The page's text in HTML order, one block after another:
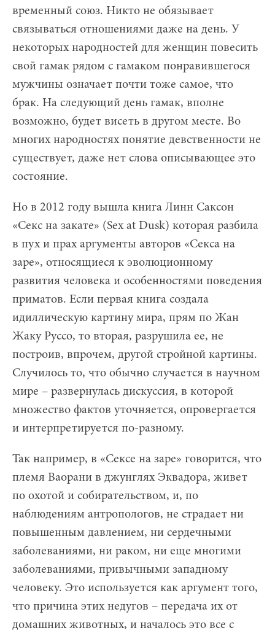
временный союз. Никто не обязывает
связываться отношениями даже на день. У
некоторых народностей для женщин повесить
свой гамак рядом с гамаком понравившегося
мужчины означает почти тоже самое, что
брак. На следующий день гамак, вполне
возможно, будет висеть в другом месте. Во
многих народностях понятие девственности не
существует, даже нет слова описывающее это
состояние.
Но в 2012 году вышла книга Линн Саксон
«Секс на закате» (Sex at Dusk) которая разбила
в пух и прах аргументы авторов «Секса на
заре», относящиеся к эволюционному
развития человека и особенностями поведения
приматов. Если первая книга создала
идиллическую картину мира, прям по Жан
Жаку Руссо, то вторая, разрушила ее, не
построив, впрочем, другой стройной картины.
Случилось то, что обычно случается в научном
мире – развернулась дискуссия, в которой
множество фактов уточняется, опровергается
и интерпретируется по-разному.
Так например, в «Сексе на заре» говорится, что
племя Ваорани в джунглях Эквадора, живет
по охотой и собирательством, и, по
наблюдениям антропологов, не страдает ни
повышенным давлением, ни сердечными
заболеваниями, ни раком, ни еще многими
заболеваниями, привычными западному
человеку. Это используется как аргумент того,
что причина этих недугов – передача их от
домашних животных, и началось это все с